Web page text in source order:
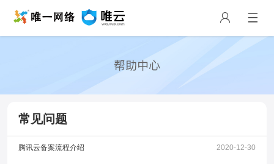
常见问题
腾讯云备案流程介绍 2020-12-30